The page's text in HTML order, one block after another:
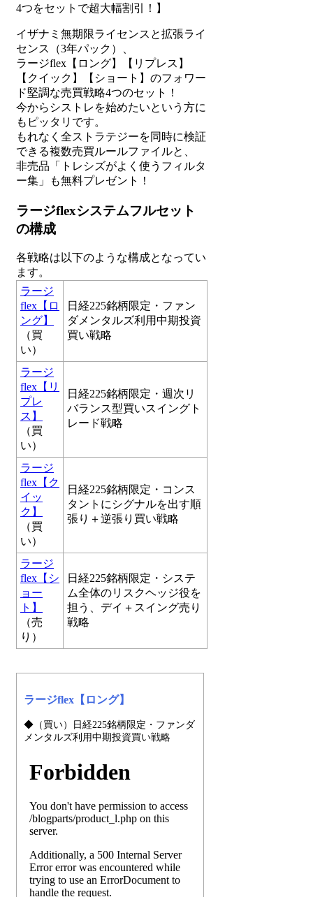
4つをセットで超大幅割引！】
イザナミ無期限ライセンスと拡張ライ
センス（3年パック）、
ラージflex【ロング】【リプレス】
【クイック】【ショート】のフォワー
ド堅調な売買戦略4つのセット！
今からシストレを始めたいという方に
もピッタリです。
もれなく全ストラテジーを同時に検証
できる複数売買ルールファイルと、
非売品「トレシズがよく使うフィルタ
ー集」も無料プレゼント！
ラージflexシステムフルセット
の構成
各戦略は以下のような構成となってい
ます。
ラージ
flex【ロ
ング】
（買
い）
日経225銘柄限定・ファン
ダメンタルズ利用中期投資
買い戦略
ラージ
flex【リ
プレ
ス】
（買
い）
日経225銘柄限定・週次リ
バランス型買いスイングト
レード戦略
ラージ
flex【ク
イッ
ク】
（買
い）
日経225銘柄限定・コンス
タントにシグナルを出す順
張り＋逆張り買い戦略
ラージ
flex【シ
ョー
ト】
（売
り）
日経225銘柄限定・システ
ム全体のリスクヘッジ役を
担う、デイ＋スイング売り
戦略
ラージflex【ロング】
◆（買い）日経225銘柄限定・ファンダ
メンタルズ利用中期投資買い戦略